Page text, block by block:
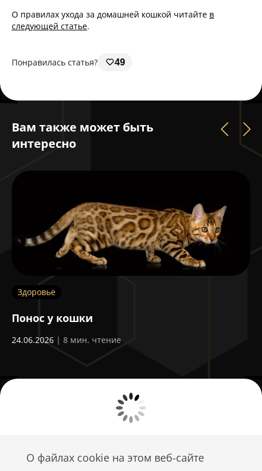
О правилах ухода за домашней кошкой читайте в
следующей статье.
Понравилась статья? 49
Вам также может быть
интересно
Здоровье
Понос у кошки
24.06.2026 | 8 мин. чтение
О файлах cookie на этом веб-сайте